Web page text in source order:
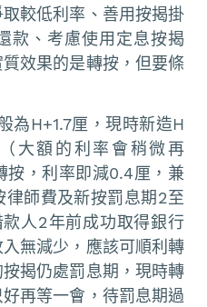
較低利率、善用按揭掛
款、考慮使用定息按揭
效果的是轉按，但要條
為H+1.7厘，現時新造H
大額的利率會稍微再
按，利率即減0.4厘，兼
律師費及新按罰息期2至
人2年前成功取得銀行
無減少，應該可順利轉
揭仍處罰息期，現時轉
再等一會，待罰息期過